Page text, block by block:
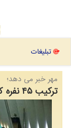
تبلیغات
مهر خبر می دهد؛
ترکیب ۴۵ نفره کمیسیون تلفیق بودجه ۱۴۰۱